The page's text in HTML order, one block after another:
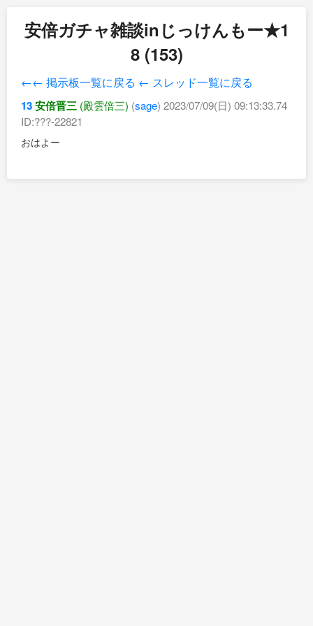
安倍ガチャ雑談inじっけんもー★1
8 (153)
←← 掲示板一覧に戻る ← スレッド一覧に戻る
13安倍晋三 (殿雲倍三) (sage) 2023/07/09(日) 09:13:33.74
ID:???-22821
おはよー